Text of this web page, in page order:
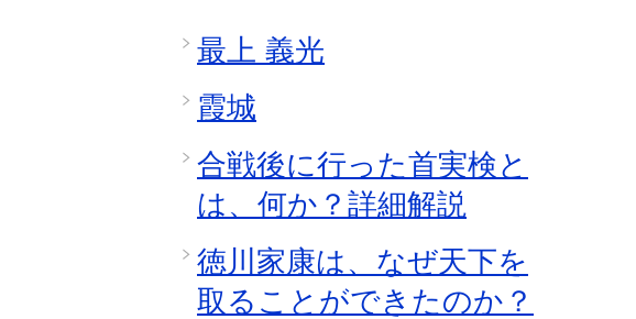
最上 義光
霞城
合戦後に行った首実検と
は、何か？詳細解説
徳川家康は、なぜ天下を
取ることができたのか？